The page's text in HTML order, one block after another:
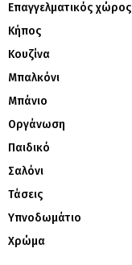
Επαγγελματικός χώρος
Κήπος
Κουζίνα
Μπαλκόνι
Μπάνιο
Οργάνωση
Παιδικό
Σαλόνι
Τάσεις
Υπνοδωμάτιο
Χρώμα